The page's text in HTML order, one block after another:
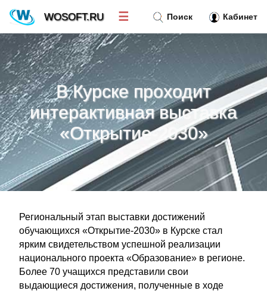
В Курске проходит
интерактивная выставка
«Открытие-2030»
Региональный этап выставки достижений
обучающихся «Открытие-2030» в Курске стал
ярким свидетельством успешной реализации
национального проекта «Образование» в регионе.
Более 70 учащихся представили свои
выдающиеся достижения, полученные в ходе
Поиск Кабинет
WOSOFT.RU ☰
Новости»
Тренд новостей»
Рубрики »
Правила